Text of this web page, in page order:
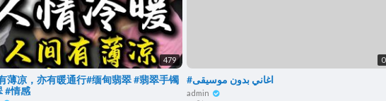
479
薄凉，亦有暖通行#缅甸翡翠 #翡翠手镯
#情感
0
#اغاني بدون موسيقى
admin